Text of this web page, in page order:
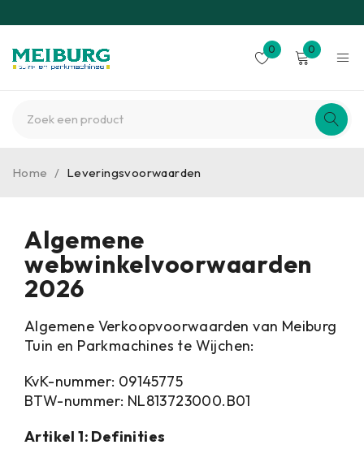
0 0
Home / Leveringsvoorwaarden
Algemene
webwinkelvoorwaarden
2026
Algemene Verkoopvoorwaarden van Meiburg
Tuin en Parkmachines te Wijchen:
KvK-nummer: 09145775
BTW-nummer: NL813723000.B01
Artikel 1: Definities